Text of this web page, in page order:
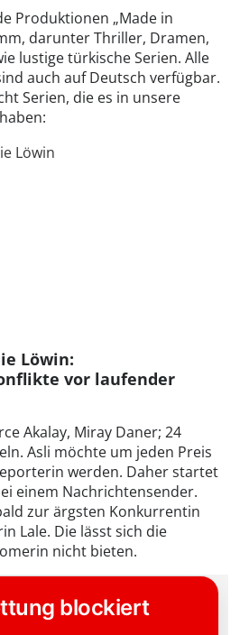
Produktionen „Made in
darunter Thriller, Dramen,
lustige türkische Serien. Alle
auch auf Deutsch verfügbar.
Serien, die es in unsere
Löwin
Löwin:
vor laufender
Akalay, Miray Daner; 24
Asli möchte um jeden Preis
werden. Daher startet
einem Nachrichtensender.
zur ärgsten Konkurrentin
Lale. Die lässt sich die
nicht bieten.